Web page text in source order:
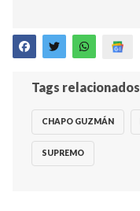
Tags relacionados
CHAPO GUZMÁN
SUPREMO